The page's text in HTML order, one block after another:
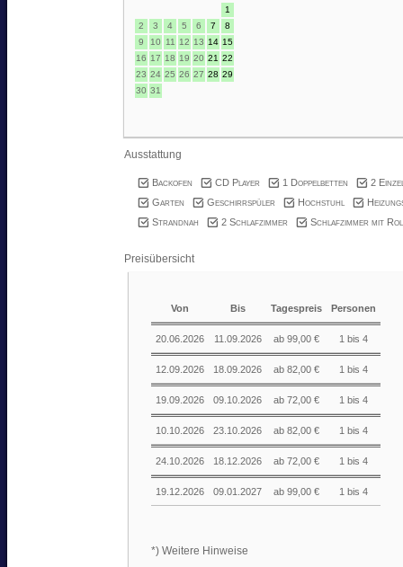
1
2
3 4 5 6 7
8
9
10 11 12 13 14 15
16 17 18 19 20 21 22
23 24 25 26 27 28 29
30 31
Ausstattung
Backofen CD Player 1 Doppelbetten
2
Garten
Geschirrspüler Hochstuhl
Strandnah
2 Schlafzimmer Schlafzimmer mit
Preisübersicht
Von Bis Tagespreis Personen
20.06.2026 11.09.2026 ab 99,00 € 1 bis 4
12.09.2026 18.09.2026 ab 82,00 € 1 bis 4
19.09.2026 09.10.2026 ab 72,00 € 1 bis 4
10.10.2026 23.10.2026 ab 82,00 € 1 bis 4
24.10.2026 18.12.2026 ab 72,00 € 1 bis 4
19.12.2026 09.01.2027 ab 99,00 € 1 bis 4
*) Weitere Hinweise